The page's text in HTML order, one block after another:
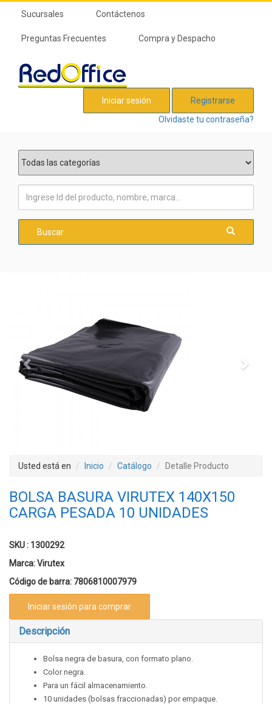
Sucursales Contáctenos
Preguntas Frecuentes Compra y Despacho
Iniciar sesión
Registrarse
Olvidaste tu contraseña?
Buscar
Usted está en Inicio Catálogo Detalle Producto
BOLSA BASURA VIRUTEX 140X150
CARGA PESADA 10 UNIDADES
SKU : 1300292
Marca:Virutex
Código de barra: 7806810007979
Iniciar sesión para comprar
Descripción
Bolsa negra de basura, con formato plano.
Color negra.
Para un fácil almacenamiento.
10 unidades (bolsas fraccionadas) por empaque.